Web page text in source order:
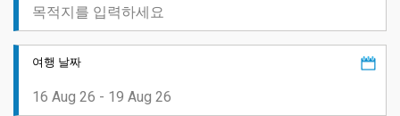
여행 날짜